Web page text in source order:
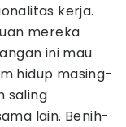
kerja.
mereka
ini mau
hidup masing-
saling
lain. Benih-